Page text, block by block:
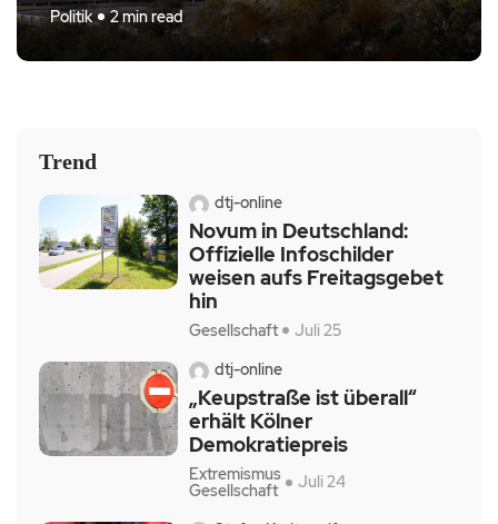
Politik 2 min read
Sport 2 min read
Politik 4 min read
Technologie
3 min read
Politik
2 min read
Trend
dtj-online
Novum in Deutschland:
Offizielle Infoschilder
weisen aufs Freitagsgebet
hin
Gesellschaft
Juli 25
dtj-online
„Keupstraße ist überall“
erhält Kölner
Demokratiepreis
Extremismus
Gesellschaft
Juli 24